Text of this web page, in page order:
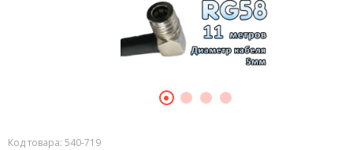
Код товара: 540-719